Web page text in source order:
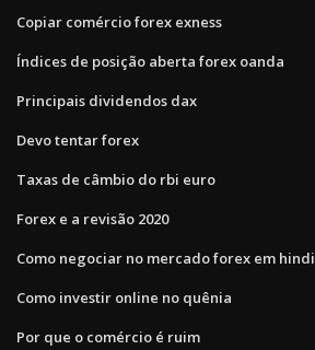
Copiar comércio forex exness
Índices de posição aberta forex oanda
Principais dividendos dax
Devo tentar forex
Taxas de câmbio do rbi euro
Forex e a revisão 2020
Como negociar no mercado forex em hindi
Como investir online no quênia
Por que o comércio é ruim